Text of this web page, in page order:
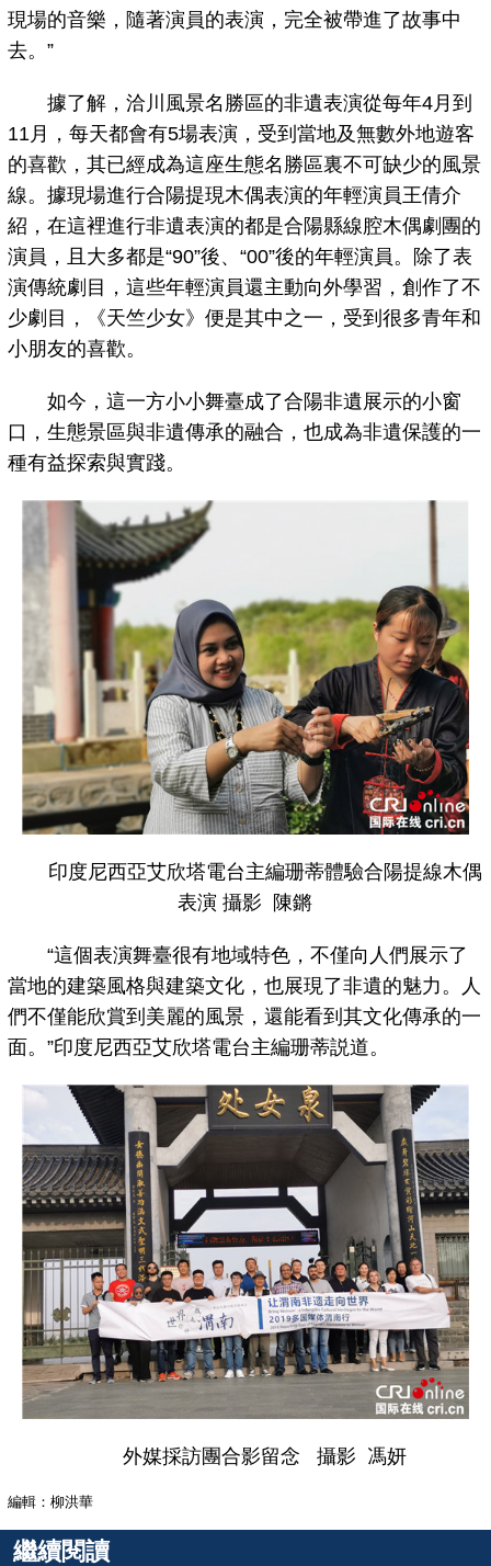
現場的音樂，隨著演員的表演，完全被帶進了故事中
去。”
據了解，洽川風景名勝區的非遺表演從每年4月到
11月，每天都會有5場表演，受到當地及無數外地遊客
的喜歡，其已經成為這座生態名勝區裏不可缺少的風景
線。據現場進行合陽提現木偶表演的年輕演員王倩介
紹，在這裡進行非遺表演的都是合陽縣線腔木偶劇團的
演員，且大多都是“90”後、“00”後的年輕演員。除了表
演傳統劇目，這些年輕演員還主動向外學習，創作了不
少劇目，《天竺少女》便是其中之一，受到很多青年和
小朋友的喜歡。
如今，這一方小小舞臺成了合陽非遺展示的小窗
口，生態景區與非遺傳承的融合，也成為非遺保護的一
種有益探索與實踐。
印度尼西亞艾欣塔電台主編珊蒂體驗合陽提線木偶
表演 攝影 陳鏘
“這個表演舞臺很有地域特色，不僅向人們展示了
當地的建築風格與建築文化，也展現了非遺的魅力。人
們不僅能欣賞到美麗的風景，還能看到其文化傳承的一
面。”印度尼西亞艾欣塔電台主編珊蒂説道。
外媒採訪團合影留念 攝影 馮妍
編輯：柳洪華
繼續閱讀